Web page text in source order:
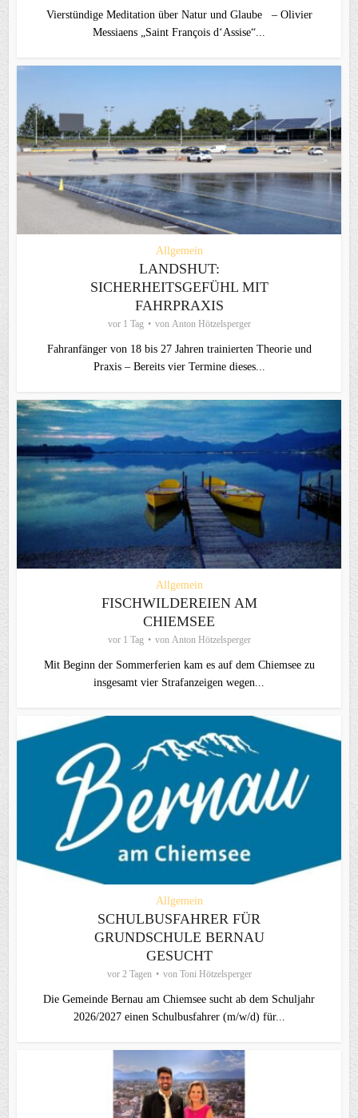
Vierstündige Meditation über Natur und Glaube – Olivier
Messiaens „Saint François d‘Assise“...
Allgemein
LANDSHUT:
SICHERHEITSGEFÜHL MIT
FAHRPRAXIS
vor 1 Tag von Anton Hötzelsperger
Fahranfänger von 18 bis 27 Jahren trainierten Theorie und
Praxis – Bereits vier Termine dieses...
Allgemein
FISCHWILDEREIEN AM
CHIEMSEE
vor 1 Tag von Anton Hötzelsperger
Mit Beginn der Sommerferien kam es auf dem Chiemsee zu
insgesamt vier Strafanzeigen wegen...
Allgemein
SCHULBUSFAHRER FÜR
GRUNDSCHULE BERNAU
GESUCHT
vor 2 Tagen von Toni Hötzelsperger
Die Gemeinde Bernau am Chiemsee sucht ab dem Schuljahr
2026/2027 einen Schulbusfahrer (m/w/d) für...